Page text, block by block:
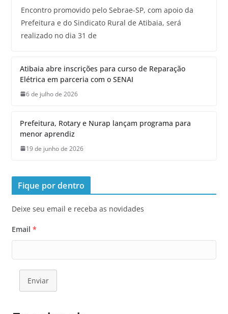
Encontro promovido pelo Sebrae-SP, com apoio da
Prefeitura e do Sindicato Rural de Atibaia, será
realizado no dia 31 de
Atibaia abre inscrições para curso de Reparação
Elétrica em parceria com o SENAI
6 de julho de 2026
Prefeitura, Rotary e Nurap lançam programa para
menor aprendiz
19 de junho de 2026
Fique por dentro
Deixe seu email e receba as novidades
Email *
Enviar